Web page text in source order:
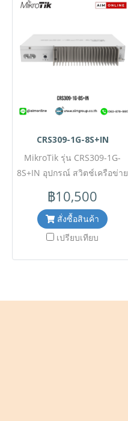
สตูดิโอตัดต่อวิดีโอ, หรือสภาพ
เครือข่ายสูงเป็นพิเศษ ขอราคา
พิเศษสำหรับงานโครงการ
ติดต่อฝ่ายขาย Line ID :
063-879-9917 # WE0Y
CRS309-1G-8S+IN
MikroTik รุ่น CRS309-1G-
8S+IN อุปกรณ์ สวิตช์เครือข่าย
Cloud Router Switch (CRS) ที่
มีประสิทธิภาพสูงและมีขนาด
กะทัดรัด เหมาะสำหรับงานที่
สูง ขอราคาพิเศษสำหรับงาน
฿10,500
สั่งซื้อสินค้า
เปรียบเทียบ